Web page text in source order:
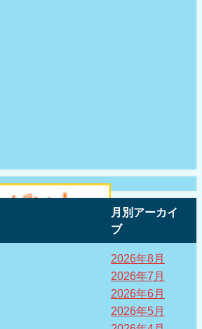
月別アーカイ
ブ
2026年8月
2026年7月
2026年6月
2026年5月